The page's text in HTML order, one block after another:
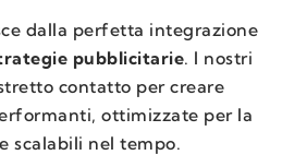
dalla perfetta integrazione
pubblicitarie. I nostri
contatto per creare
ottimizzate per la
scalabili nel tempo.